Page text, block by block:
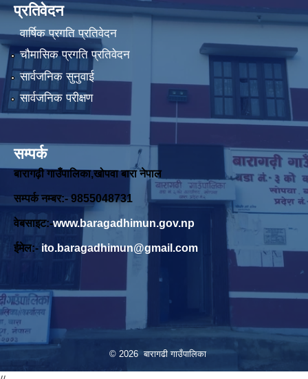
प्रतिवेदन
वार्षिक प्रगति प्रतिवेदन
चौमासिक प्रगति प्रतिवेदन
सार्वजनिक सुनुवाई
सार्वजनिक परीक्षण
सम्पर्क
बारागढ़ी गाउँपालिका,खोपवा बारा नेपाल
सम्पर्क नम्बर:- 9855048731
वेबसाइट:-www.baragadhimun.gov.np
ईमेल:- ito.baragadhimun@gmail.com
© 2026 बारागढी गाउँपालिका